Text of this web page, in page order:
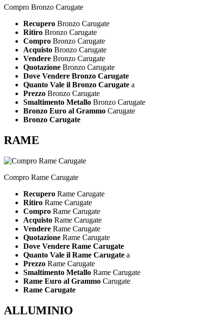
Compro Bronzo Carugate
Recupero Bronzo Carugate
Ritiro Bronzo Carugate
Compro Bronzo Carugate
Acquisto Bronzo Carugate
Vendere Bronzo Carugate
Quotazione Bronzo Carugate
Dove Vendere Bronzo Carugate
Quanto Vale il Bronzo Carugate a
Prezzo Bronzo Carugate
Smaltimento Metallo Bronzo Carugate
Bronzo Euro al Grammo Carugate
Bronzo Carugate
RAME
Compro Rame Carugate
Recupero Rame Carugate
Ritiro Rame Carugate
Compro Rame Carugate
Acquisto Rame Carugate
Vendere Rame Carugate
Quotazione Rame Carugate
Dove Vendere Rame Carugate
Quanto Vale il Rame Carugate a
Prezzo Rame Carugate
Smaltimento Metallo Rame Carugate
Rame Euro al Grammo Carugate
Rame Carugate
ALLUMINIO